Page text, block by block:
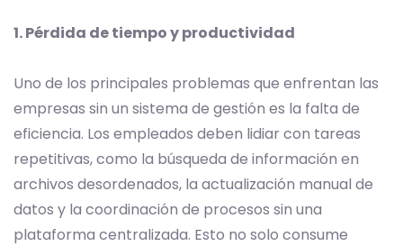
1. Pérdida de tiempo y productividad
Uno de los principales problemas que enfrentan las
empresas sin un sistema de gestión es la falta de
eficiencia. Los empleados deben lidiar con tareas
repetitivas, como la búsqueda de información en
archivos desordenados, la actualización manual de
datos y la coordinación de procesos sin una
plataforma centralizada. Esto no solo consume